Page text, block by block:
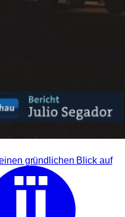
gründlichen Blick auf